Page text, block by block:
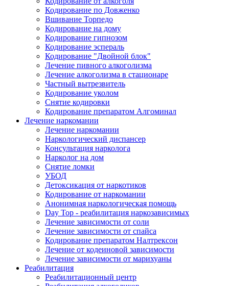
Кодирование по Довженко
Вшивание Торпедо
Кодирование на дому
Кодирование гипнозом
Кодирование эспераль
Кодирование "Двойной блок"
Лечение пивного алкоголизма
Лечение алкоголизма в стационаре
Частный вытрезвитель
Кодирование уколом
Снятие кодировки
Кодирование препаратом Алгоминал
Лечение наркомании
Лечение наркомании
Наркологический диспансер
Консультация нарколога
Нарколог на дом
Снятие ломки
УБОД
Детоксикация от наркотиков
Кодирование от наркомании
Анонимная наркологическая помощь
Day Top - реабилитация наркозависимых
Лечение зависимости от соли
Лечение зависимости от спайса
Кодирование препаратом Налтрексон
Лечение от кодеиновой зависимости
Лечение зависимости от марихуаны
Реабилитация
Реабилитационный центр